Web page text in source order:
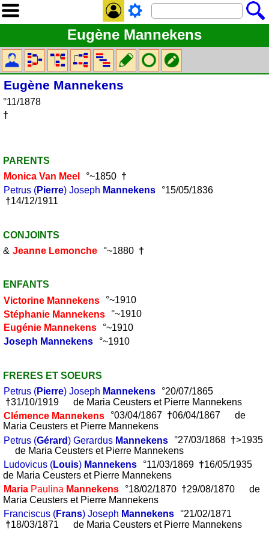
Eugène Mannekens
Eugène Mannekens
°11/1878
†
PARENTS
Monica Van Meel °~1850 †
Petrus (Pierre) Joseph Mannekens
°15/05/1836
†14/12/1911
CONJOINTS
& Jeanne Lemonche °~1880 †
ENFANTS
Victorine Mannekens
°~1910
Stéphanie Mannekens
°~1910
Eugénie Mannekens
°~1910
Joseph Mannekens °~1910
FRERES ET SOEURS
Petrus (Pierre) Joseph Mannekens
°20/07/1865
†31/10/1919 de Maria Ceusters et Pierre Mannekens
Clémence Mannekens °03/04/1867 †06/04/1867 de
Maria Ceusters et Pierre Mannekens
Petrus (Gérard) Gerardus Mannekens °27/03/1868 †>1935
de Maria Ceusters et Pierre Mannekens
Ludovicus (Louis) Mannekens °11/03/1869 †16/05/1935
de Maria Ceusters et Pierre Mannekens
Maria Paulina Mannekens °18/02/1870 †29/08/1870 de
Maria Ceusters et Pierre Mannekens
Franciscus (Frans) Joseph Mannekens
°21/02/1871
†18/03/1871 de Maria Ceusters et Pierre Mannekens